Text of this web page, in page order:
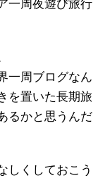
一周夜遊び旅行
一周ブログなん
を置いた長期旅
るかと思うんだ
しくしておこう